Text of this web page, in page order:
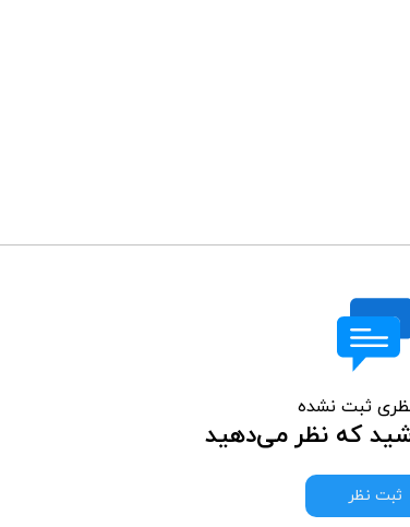
ثبت نشده
که نظر می‌دهید
ثبت نظر